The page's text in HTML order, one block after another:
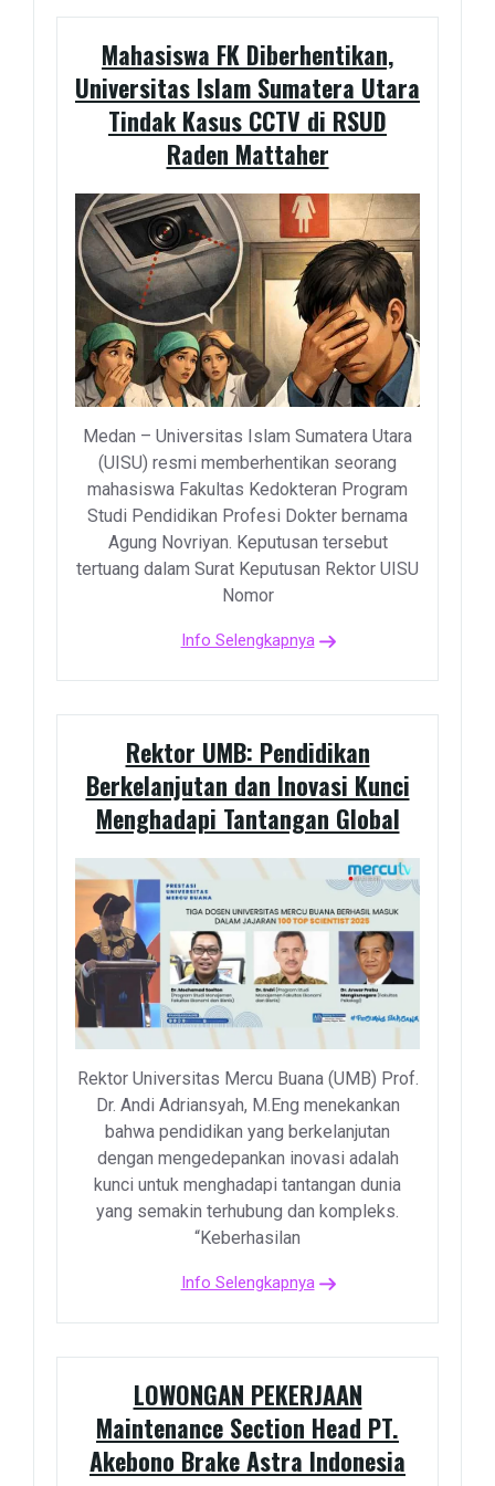
Mahasiswa FK Diberhentikan,
Universitas Islam Sumatera Utara
Tindak Kasus CCTV di RSUD
Raden Mattaher
Medan – Universitas Islam Sumatera Utara
(UISU) resmi memberhentikan seorang
mahasiswa Fakultas Kedokteran Program
Studi Pendidikan Profesi Dokter bernama
Agung Novriyan. Keputusan tersebut
tertuang dalam Surat Keputusan Rektor UISU
Nomor
Info Selengkapnya
Rektor UMB: Pendidikan
Berkelanjutan dan Inovasi Kunci
Menghadapi Tantangan Global
Rektor Universitas Mercu Buana (UMB) Prof.
Dr. Andi Adriansyah, M.Eng menekankan
bahwa pendidikan yang berkelanjutan
dengan mengedepankan inovasi adalah
kunci untuk menghadapi tantangan dunia
yang semakin terhubung dan kompleks.
“Keberhasilan
Info Selengkapnya
LOWONGAN PEKERJAAN
Maintenance Section Head PT.
Akebono Brake Astra Indonesia